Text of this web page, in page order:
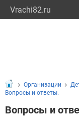
Vrachi82.ru
Организации
Вопросы и ответы.
Вопросы и